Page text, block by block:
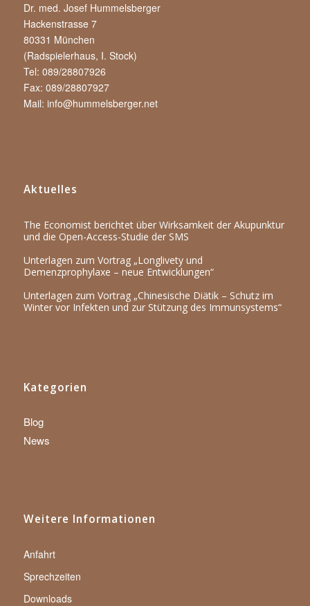
Dr. med. Josef Hummelsberger
Hackenstrasse 7
80331 München
(Radspielerhaus, I. Stock)
Tel: 089/28807926
Fax: 089/28807927
Mail: info@hummelsberger.net
Aktuelles
The Economist berichtet über Wirksamkeit der Akupunktur
und die Open-Access-Studie der SMS
Unterlagen zum Vortrag „Longlivety und
Demenzprophylaxe – neue Entwicklungen“
Unterlagen zum Vortrag „Chinesische Diätik – Schutz im
Winter vor Infekten und zur Stützung des Immunsystems“
Kategorien
Blog
News
Weitere Informationen
Anfahrt
Sprechzeiten
Downloads